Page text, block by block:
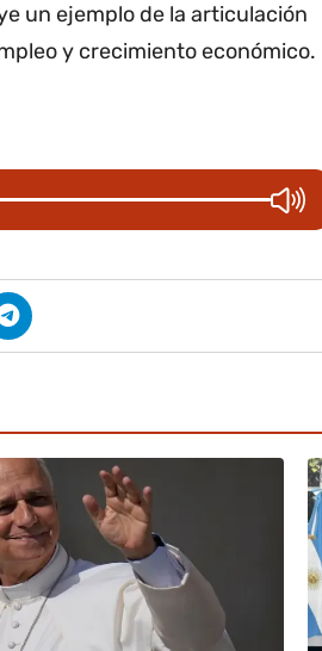
un ejemplo de la articulación
y crecimiento económico.